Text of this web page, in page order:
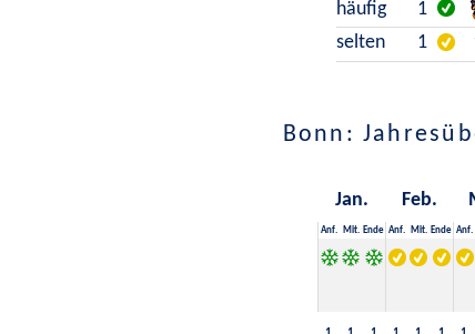
häufig
1
selten
1
Bonn:
Jan. Feb.
Anf. Mit. Ende Anf. Mit. Ende Anf.